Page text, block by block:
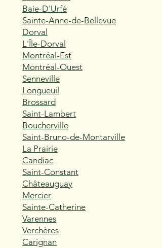
Baie-D'Urfé
Sainte-Anne-de-Bellevue
Dorval
L'Île-Dorval
Montréal-Est
Montréal-Ouest
Senneville
Longueuil
Brossard
Saint-Lambert
Boucherville
Saint-Bruno-de-Montarville
La Prairie
Candiac
Saint-Constant
Châteauguay
Mercier
Sainte-Catherine
Varennes
Verchères
Carignan